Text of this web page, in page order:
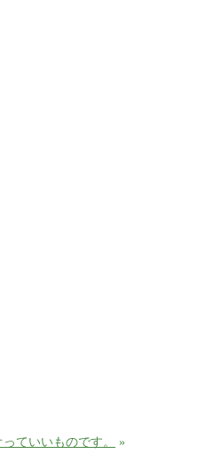
ていいものです。 »